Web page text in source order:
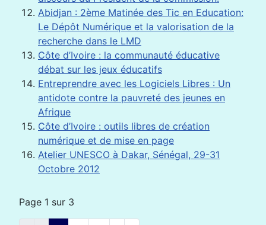
Abidjan : 2ème Matinée des Tic en Education:
Le Dépôt Numérique et la valorisation de la
recherche dans le LMD
Côte d’Ivoire : la communauté éducative
débat sur les jeux éducatifs
Entreprendre avec les Logiciels Libres : Un
antidote contre la pauvreté des jeunes en
Afrique
Côte d’Ivoire : outils libres de création
numérique et de mise en page
Atelier UNESCO à Dakar, Sénégal, 29-31
Octobre 2012
Page 1 sur 3